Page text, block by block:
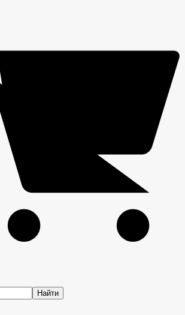
Найти